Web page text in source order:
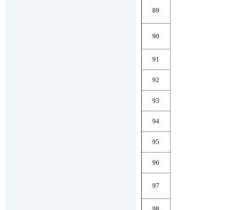
89
90
91
92
93
94
95
96
97